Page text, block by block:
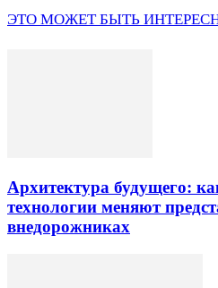
ЭТО МОЖЕТ БЫТЬ
Архитектура будущего:
технологии меняют
внедорожниках